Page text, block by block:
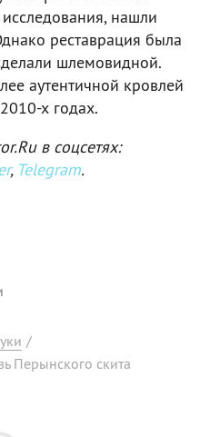
нашли
реставрация была
шлемовидной.
аутентичной кровлей
х годах.
в соцсетях:
, Telegram.
/
Перынского скита